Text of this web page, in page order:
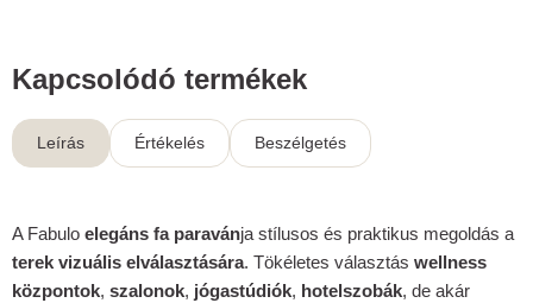
Kapcsolódó termékek
Leírás Értékelés Beszélgetés
A Fabulo elegáns fa paravánja stílusos és praktikus megoldás a
terek vizuális elválasztására. Tökéletes választás wellness
központok, szalonok, jógastúdiók, hotelszobák, de akár